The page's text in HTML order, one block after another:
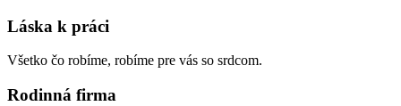
Láska k práci
Všetko čo robíme, robíme pre vás so srdcom.
Rodinná firma